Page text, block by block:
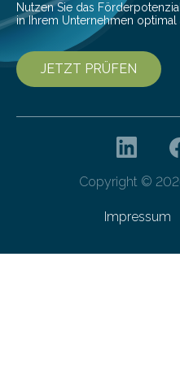
Nutzen Sie das
in Ihrem Unternehmen optimal
JETZT PRÜFEN
Copyright ©
Impressum